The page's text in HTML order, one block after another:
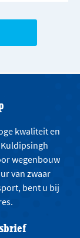
kwaliteit en
wegenbouw
van zwaar
bent u bij